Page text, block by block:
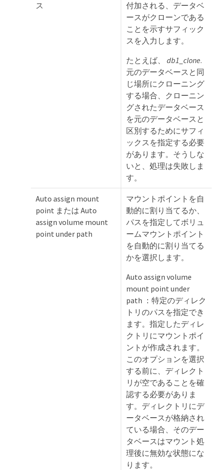
ス
付加される、データベ
ースがクローンである
ことを示すサフィック
スを入力します。
たとえば、 db1_clone.
元のデータベースと同
じ場所にクローニング
する場合、クローニン
グされたデータベース
を元のデータベースと
区別するためにサフィ
ックスを指定する必要
があります。そうしな
いと、処理は失敗しま
す。
Auto assign mount
point または Auto
assign volume mount
point under path
マウントポイントを自
動的に割り当てるか、
パスを指定してボリュ
ームマウントポイント
を自動的に割り当てる
かを選択します。
Auto assign volume
mount point under
path ：特定のディレク
トリのパスを指定でき
ます。指定したディレ
クトリにマウントポイ
ントが作成されます。
このオプションを選択
する前に、ディレクト
リが空であることを確
認する必要がありま
す。ディレクトリにデ
ータベースが格納され
ている場合、そのデー
タベースはマウント処
理後に無効な状態にな
ります。